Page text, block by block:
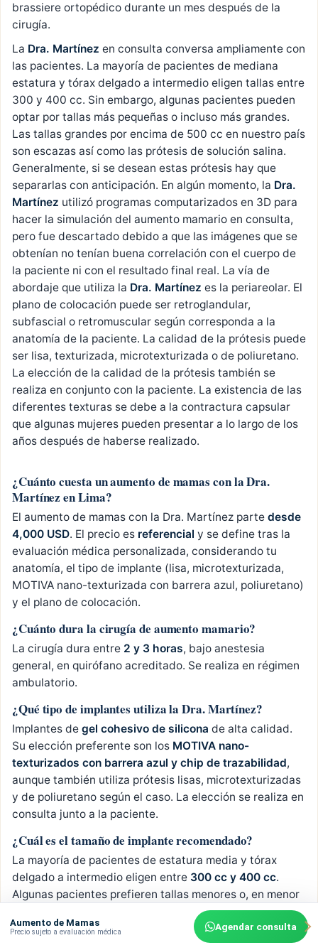
brassiere ortopédico durante un mes después de la
cirugía.
La Dra. Martínez en consulta conversa ampliamente con
las pacientes. La mayoría de pacientes de mediana
estatura y tórax delgado a intermedio eligen tallas entre
300 y 400 cc. Sin embargo, algunas pacientes pueden
optar por tallas más pequeñas o incluso más grandes.
Las tallas grandes por encima de 500 cc en nuestro país
son escazas así como las prótesis de solución salina.
Generalmente, si se desean estas prótesis hay que
separarlas con anticipación. En algún momento, la Dra.
Martínez utilizó programas computarizados en 3D para
hacer la simulación del aumento mamario en consulta,
pero fue descartado debido a que las imágenes que se
obtenían no tenían buena correlación con el cuerpo de
la paciente ni con el resultado final real. La vía de
abordaje que utiliza la Dra. Martínez es la periareolar. El
plano de colocación puede ser retroglandular,
subfascial o retromuscular según corresponda a la
anatomía de la paciente. La calidad de la prótesis puede
ser lisa, texturizada, microtexturizada o de poliuretano.
La elección de la calidad de la prótesis también se
realiza en conjunto con la paciente. La existencia de las
diferentes texturas se debe a la contractura capsular
que algunas mujeres pueden presentar a lo largo de los
años después de haberse realizado.
¿Cuánto cuesta un aumento de mamas con la Dra.
Martínez en Lima?
El aumento de mamas con la Dra. Martínez parte desde
4,000 USD. El precio es referencial y se define tras la
evaluación médica personalizada, considerando tu
anatomía, el tipo de implante (lisa, microtexturizada,
MOTIVA nano-texturizada con barrera azul, poliuretano)
y el plano de colocación.
¿Cuánto dura la cirugía de aumento mamario?
La cirugía dura entre 2 y 3 horas, bajo anestesia
general, en quirófano acreditado. Se realiza en régimen
ambulatorio.
¿Qué tipo de implantes utiliza la Dra. Martínez?
Implantes de gel cohesivo de silicona de alta calidad.
Su elección preferente son los MOTIVA nano-
texturizados con barrera azul y chip de trazabilidad,
aunque también utiliza prótesis lisas, microtexturizadas
y de poliuretano según el caso. La elección se realiza en
consulta junto a la paciente.
¿Cuál es el tamaño de implante recomendado?
La mayoría de pacientes de estatura media y tórax
delgado a intermedio eligen entre 300 cc y 400 cc.
Algunas pacientes prefieren tallas menores o, en menor
proporción, superiores a 500 cc. La decisión se toma en
consulta tras revisar fotos de pacientes con
Aumento de Mamas
Precio sujeto a evaluación médica Agendar consulta